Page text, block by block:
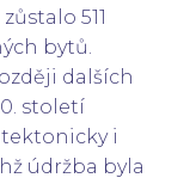
511
bytů.
dalších
století
i
údržba byla